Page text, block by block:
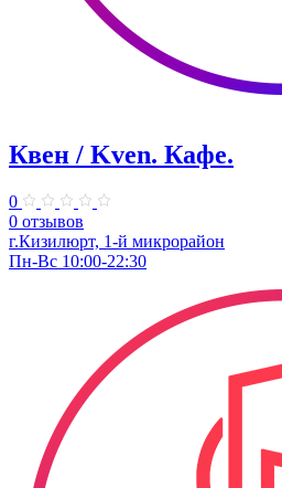
Квен / Kven. Кафе.
0
0 отзывов
г.Кизилюрт, 1-й микрорайон
Пн-Вс 10:00-22:30